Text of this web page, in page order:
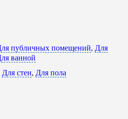
публичных помещений, Для
ванной
Для стен, Для пола